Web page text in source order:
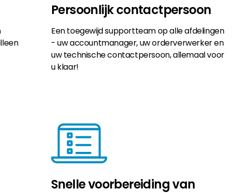
Persoonlijk contactpersoon
Een toegewijd supportteam op alle afdelingen
- uw accountmanager, uw orderverwerker en
uw technische contactpersoon, allemaal voor
u klaar!
Snelle voorbereiding van